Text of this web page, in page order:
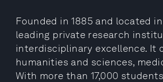
Founded in 1885 and located
leading private research
interdisciplinary excellence. It
humanities and sciences,
With more than 17,000